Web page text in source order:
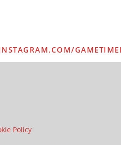
Policy